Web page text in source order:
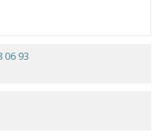
06 93